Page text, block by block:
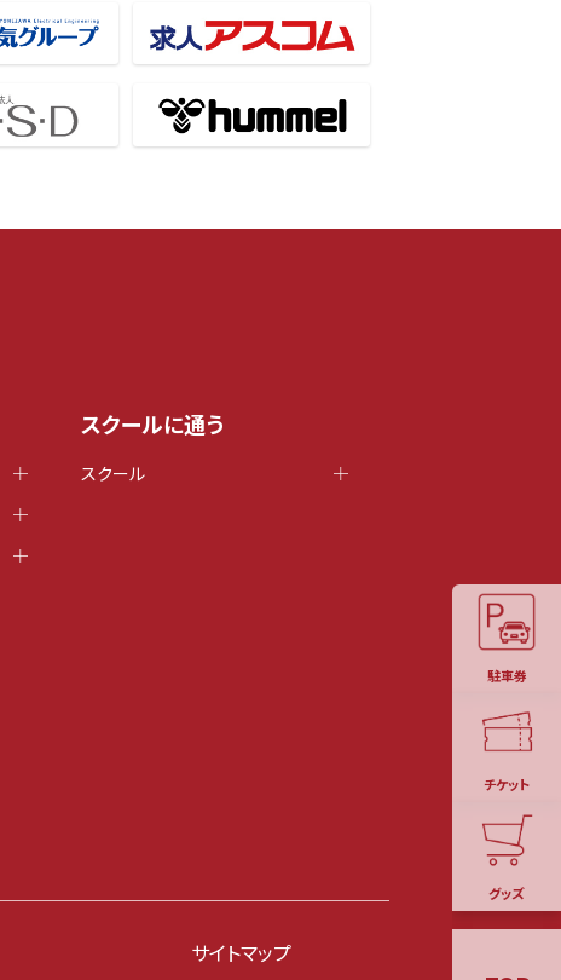
駐車券
チケット
グッズ
スクールに通う
スクール
サイトマップ